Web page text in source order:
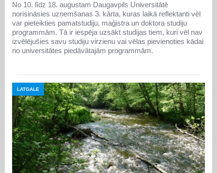
No 10. līdz 18. augustam Daugavpils Universitātē
norisināsies uzņemšanas 3. kārta, kuras laikā reflektanti vēl
var pieteikties pamatstudiju, maģistra un doktora studiju
programmām. Tā ir iespēja uzsākt studijas tiem, kuri vēl nav
izvēlējušies savu studiju virzienu vai vēlas pievienoties kādai
no universitātes piedāvātajām programmām.
LATGALE